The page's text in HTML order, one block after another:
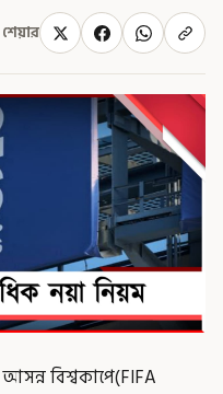
শেয়ার
বিশ্বকাপে(FIFA